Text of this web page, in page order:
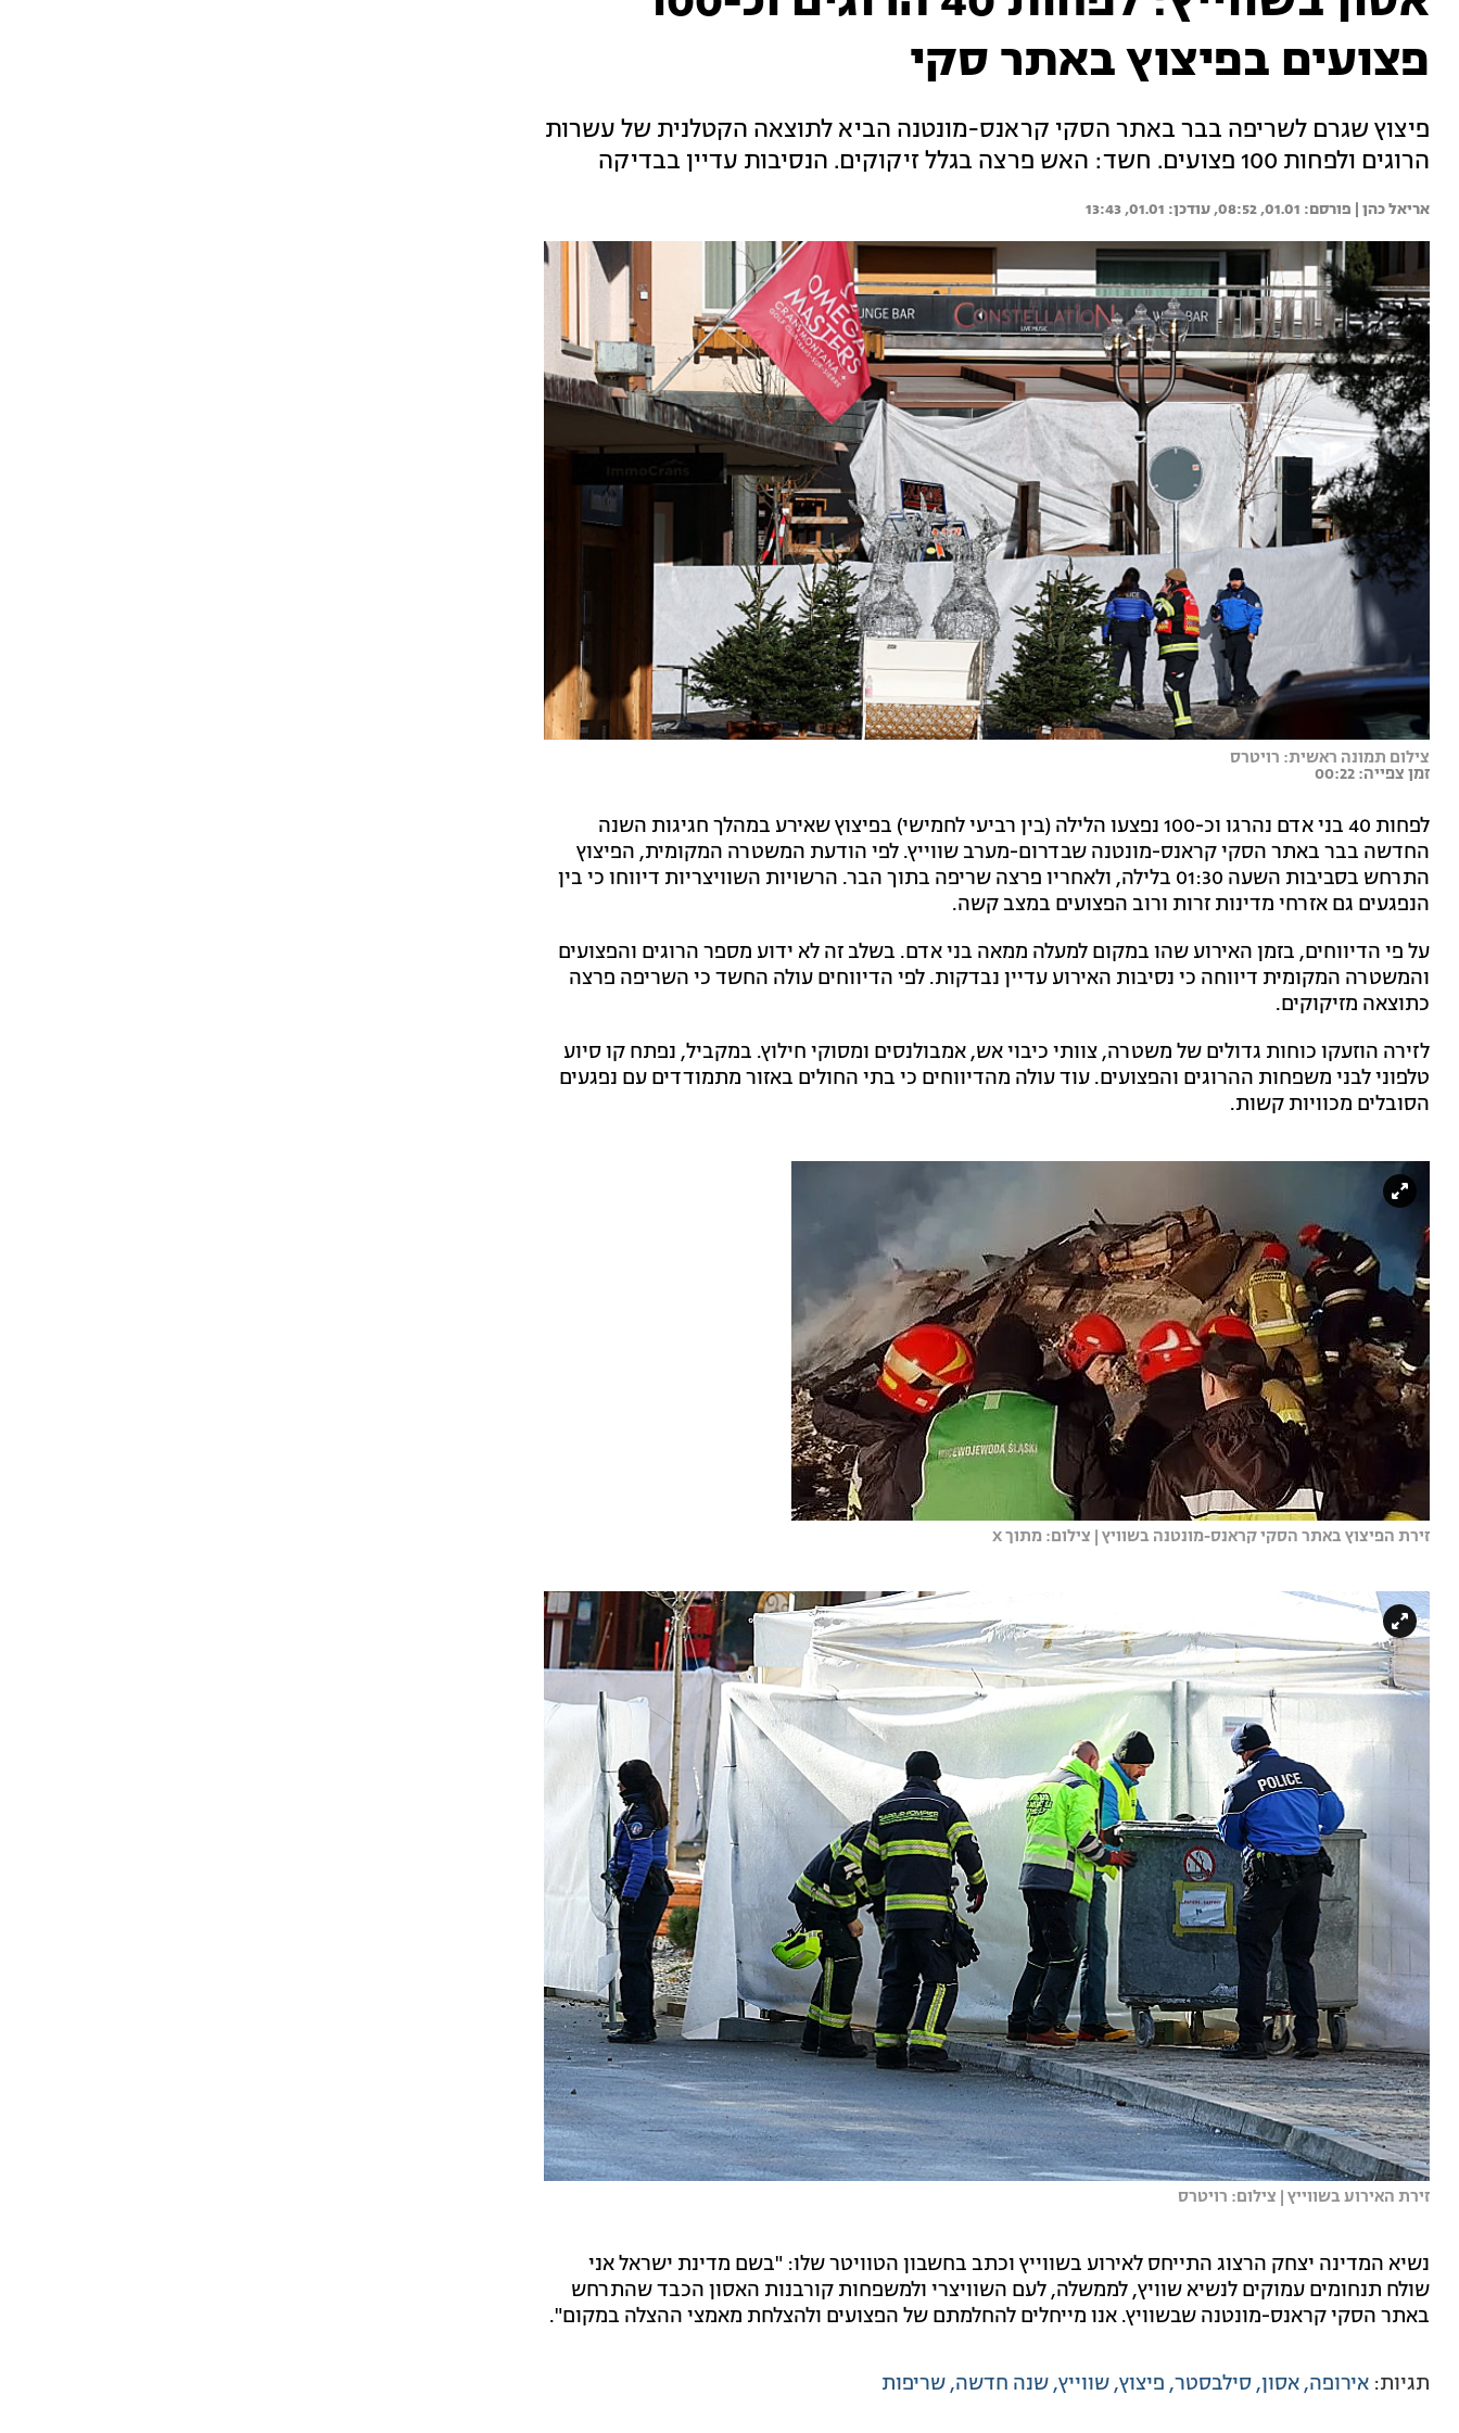
פצועים בפיצוץ באתר סקי
פיצוץ שגרם לשריפה בבר באתר הסקי קראנס-מונטנה הביא לתוצאה הקטלנית של עשרות
הרוגים ולפחות 100 פצועים. חשד: האש פרצה בגלל זיקוקים. הנסיבות עדיין בבדיקה
אריאל כהן | 01.01, 08:52
01.01, 13:43
צילום תמונה ראשית: רויטרס
זמן צפייה: 00:22
לפחות 40 בני אדם נהרגו וכ-100 נפצעו הלילה (בין רביעי לחמישי) בפיצוץ שאירע במהלך חגיגות השנה
החדשה בבר באתר הסקי קראנס-מונטנה שבדרום-מערב שווייץ. לפי הודעת המשטרה המקומית, הפיצוץ
התרחש בסביבות השעה 01:30 בלילה, ולאחריו פרצה שריפה בתוך הבר. הרשויות השוויצריות דיווחו כי בין
הנפגעים גם אזרחי מדינות זרות ורוב הפצועים במצב קשה.
על פי הדיווחים, בזמן האירוע שהו במקום למעלה ממאה בני אדם. בשלב זה לא ידוע מספר הרוגים והפצועים
והמשטרה המקומית דיווחה כי נסיבות האירוע עדיין נבדקות. לפי הדיווחים עולה החשד כי השריפה פרצה
כתוצאה מזיקוקים.
לזירה הוזעקו כוחות גדולים של משטרה, צוותי כיבוי אש, אמבולנסים ומסוקי חילוץ. במקביל, נפתח קו סיוע
טלפוני לבני משפחות ההרוגים והפצועים. עוד עולה מהדיווחים כי בתי החולים באזור מתמודדים עם נפגעים
הסובלים מכוויות קשות.
זירת הפיצוץ באתר הסקי קראנס-מונטנה בשוויץ | צילום: מתוך X
זירת האירוע בשווייץ | צילום: רויטרס
נשיא המדינה יצחק הרצוג התייחס לאירוע בשווייץ וכתב בחשבון הטוויטר שלו: "בשם מדינת ישראל אני
שולח תנחומים עמוקים לנשיא שוויץ, לממשלה, לעם השוויצרי ולמשפחות קורבנות האסון הכבד שהתרחש
באתר הסקי קראנס-מונטנה שבשוויץ. אנו מייחלים להחלמתם של הפצועים ולהצלחת מאמצי ההצלה במקום".
תגיות: אירופה אסון סילבסטר פיצוץ שווייץ שנה חדשה שריפות